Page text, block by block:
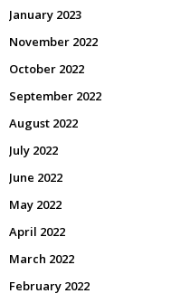
January 2023
November 2022
October 2022
September 2022
August 2022
July 2022
June 2022
May 2022
April 2022
March 2022
February 2022